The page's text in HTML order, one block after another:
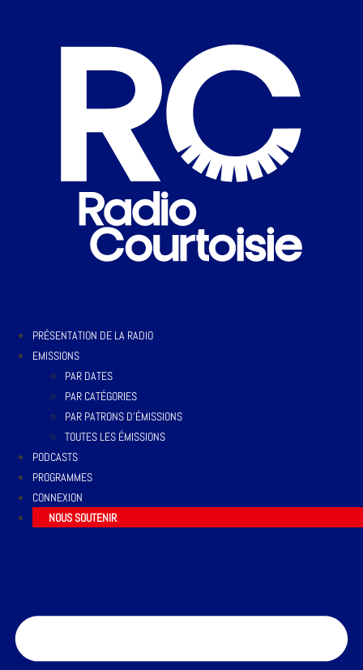
PRÉSENTATION DE LA RADIO
EMISSIONS
PAR DATES
PAR CATÉGORIES
PAR PATRONS D’ÉMISSIONS
TOUTES LES ÉMISSIONS
PODCASTS
PROGRAMMES
CONNEXION
NOUS SOUTENIR